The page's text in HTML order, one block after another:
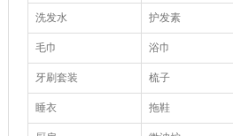
洗发水 护发素
毛巾 浴巾
牙刷套装 梳子
睡衣 拖鞋